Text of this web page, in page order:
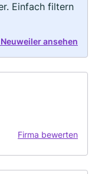
Einfach filtern
ansehen
Firma bewerten